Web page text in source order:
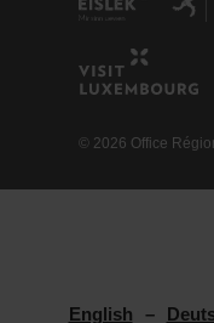
© 2026 Office
English